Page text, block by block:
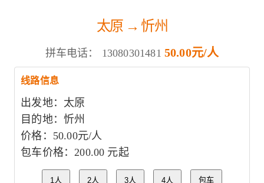
太原 → 忻州
拼车电话： 13080301481 50.00元/人
线路信息
出发地：太原
目的地：忻州
价格：50.00元/人
包车价格：200.00 元起
1人 2人 3人 4人 包车